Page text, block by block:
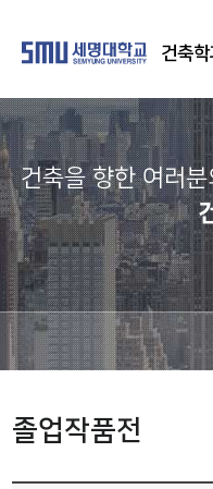
건축
건축을 향한 여러
졸업작품전